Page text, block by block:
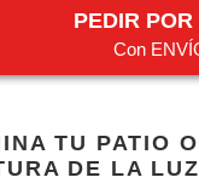
PEDIR
Con
TU PATIO
DE LA LUZ